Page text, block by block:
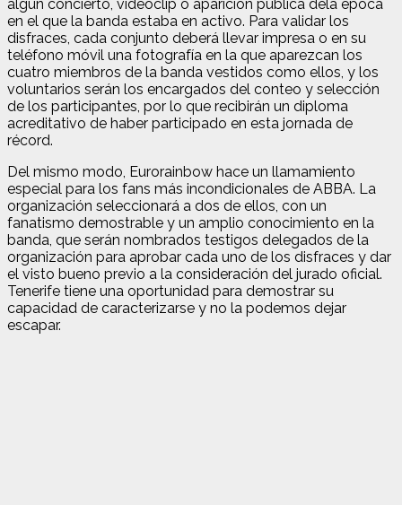
algún concierto, videoclip o aparición pública dela época
en el que la banda estaba en activo. Para validar los
disfraces, cada conjunto deberá llevar impresa o en su
teléfono móvil una fotografía en la que aparezcan los
cuatro miembros de la banda vestidos como ellos, y los
voluntarios serán los encargados del conteo y selección
de los participantes, por lo que recibirán un diploma
acreditativo de haber participado en esta jornada de
récord.
Del mismo modo, Eurorainbow hace un llamamiento
especial para los fans más incondicionales de ABBA. La
organización seleccionará a dos de ellos, con un
fanatismo demostrable y un amplio conocimiento en la
banda, que serán nombrados testigos delegados de la
organización para aprobar cada uno de los disfraces y dar
el visto bueno previo a la consideración del jurado oficial.
Tenerife tiene una oportunidad para demostrar su
capacidad de caracterizarse y no la podemos dejar
escapar.